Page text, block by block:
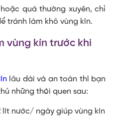
quá thường xuyên, chỉ
tránh làm khô vùng kín.
vùng kín trước khi
lâu dài và an toàn thì bạn
những thói quen sau:
lít nước/ ngày giúp vùng kín